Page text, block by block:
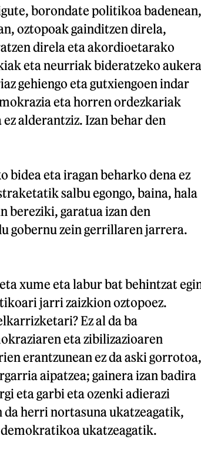
borondate politikoa badenean,
oztopoak gainditzen direla,
direla eta akordioetarako
eta neurriak bideratzeko aukera
gehiengo eta gutxiengoen indar
eta horren ordezkariak
alderantziz. Izan behar den
bidea eta iragan beharko dena ez
salbu egongo, baina, hala
bereziki, garatua izan den
gobernu zein gerrillaren jarrera.
xume eta labur bat behintzat
jarri zaizkion oztopoez.
Ez al da ba
eta zibilizazioaren
erantzunean ez da aski gorrotoa,
aipatzea; gainera izan badira
eta garbi eta ozenki adierazi
herri nortasuna ukatzeagatik,
ukatzeagatik.